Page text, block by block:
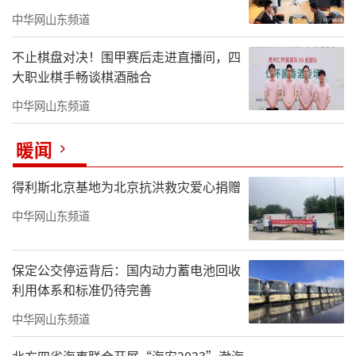
中华网山东频道
不止棋盘对决！围甲赛后走进直播间，四
大职业棋手畅谈棋酒融合
中华网山东频道
暖闻
得利斯北京基地为北京抗洪救灾爱心捐赠
中华网山东频道
保定公交停运背后：国内动力蓄电池回收
利用体系和标准仍待完善
中华网山东频道